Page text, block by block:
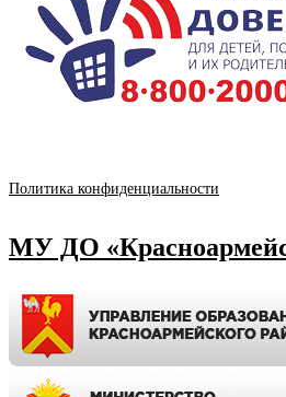
Политика конфиденциальности
МУ ДО